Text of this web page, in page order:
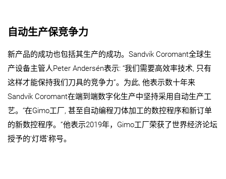
自动生产保竞争力
新产品的成功也包括其生产的成功。Sandvik Coromant全球生
产设备主管人Peter Andersén表示: “我们需要高效率技术, 只有
这样才能保持我们刀具的竞争力”。为此, 他表示数十年来
Sandvik Coromant在端到端数字化生产中坚持采用自动生产工
艺。“在Gimo工厂, 甚至自动编程刀体加工的数控程序和新订单
的新数控程序。”他表示2019年，Gimo工厂荣获了世界经济论坛
授予的‘灯塔’称号。